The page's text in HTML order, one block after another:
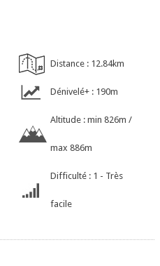
Distance : 12.84km
Dénivelé+ : 190m
Altitude : min 826m /
max 886m
Difficulté : 1 - Très
facile